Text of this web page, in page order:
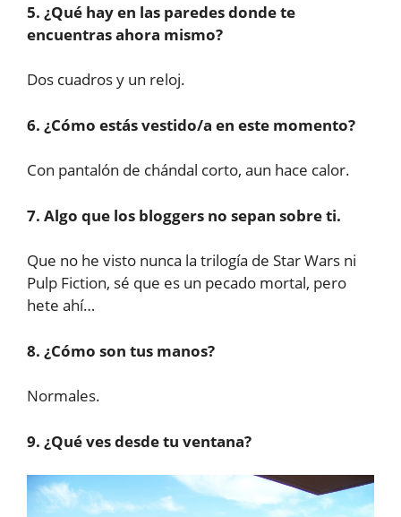
5. ¿Qué hay en las paredes donde te
encuentras ahora mismo?
Dos cuadros y un reloj.
6. ¿Cómo estás vestido/a en este momento?
Con pantalón de chándal corto, aun hace calor.
7. Algo que los bloggers no sepan sobre ti.
Que no he visto nunca la trilogía de Star Wars ni
Pulp Fiction, sé que es un pecado mortal, pero
hete ahí…
8. ¿Cómo son tus manos?
Normales.
9. ¿Qué ves desde tu ventana?